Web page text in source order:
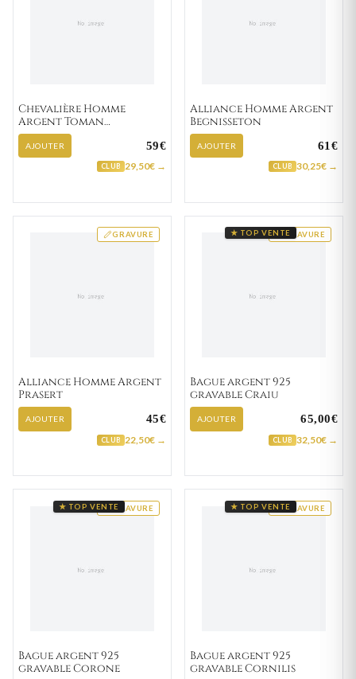
Chevalière Homme
Argent Toman
Zirconium
AJOUTER 59€
CLUB 29,50€ →
Alliance Homme Argent
Begnisseton
AJOUTER 61€
CLUB 30,25€ →
GRAVURE
Alliance Homme Argent
Prasert
AJOUTER 45€
CLUB 22,50€ →
GRAVURE
★ TOP VENTE
Bague argent 925
gravable Craiu
AJOUTER 65,00€
CLUB 32,50€ →
GRAVURE
★ TOP VENTE
Bague argent 925
gravable Corone
GRAVURE
★ TOP VENTE
Bague argent 925
gravable Cornilis